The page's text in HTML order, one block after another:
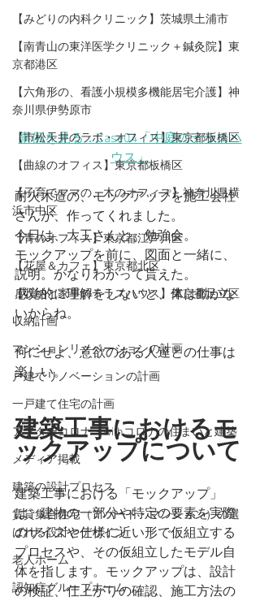
【みどりの内科クリニック】茨城県土浦市
【​南青山の東洋医学クリニック＋鍼灸院】東
京都港区
【六角形の、看護小規模多機能居宅介護】神
奈川県伊勢原市
【市松天井のラボ・オフィス】東京都板橋区
【曲線のオフィス】東京都板橋区
【子育てママの、木のオフィス】神奈川県横
浜市中区
【青のオフィス】東京都江戸川区
【花屋＆カフェ】東京都北区
【収納と家事のテラスハウス】東京都足立区
収納計画
マンションリノベーションの計画
戸建てリノベーションの計画
一戸建て住宅の計画
アフターコロナ・withコロナの住まいと建築
メディア掲載
建築の設計プロセス
賃貸集合住宅（アパート・マンション）の選
ばれる設計とデザイン
老人ホーム
認知症グループホーム
事例を見る：Case04「中庭のテラスハ
ウス」
耐火木造の、モックアップを施工会社
さんが、作ってくれました。
今日は、大工さんと、勉強会。
モックアップを前に、図面と一緒に、
説明。かなりわかって貰えた。
感覚的に理解をしないと、体は動かな
いからね。
何にせよ、意欲のある人達との仕事は
楽しい。
建築工事におけるモ
ックアップについて
建築工事における「モックアップ」
は、建物の一部分や特定の要素を実際
のサイズや仕様に近い形で仮組立する
プロセスや、その仮組立したモデル自
体を指します。モックアップは、設計
の検証、仕上がりの確認、施工方法の